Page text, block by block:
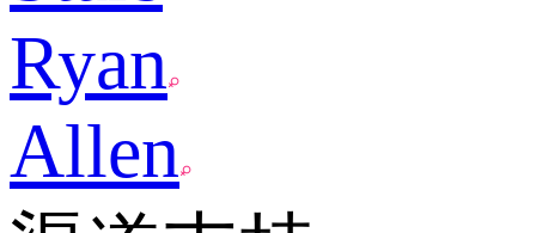
Ryan
Allen